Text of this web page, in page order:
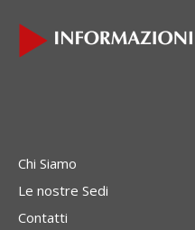
Chi Siamo
Le nostre Sedi
Contatti